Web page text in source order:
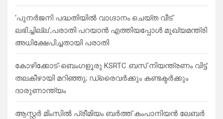
‘പുനർജനി പദ്ധതിയിൽ വാഗ്ദാനം ചെയ്ത വീട്
ലഭിച്ചില്ല’;പരാതി പറയാൻ എത്തിയപ്പോൾ മുഖ്യമന്ത്രി
അധിക്ഷേപിച്ചതായി പരാതി
കോഴിക്കോട്-ബെംഗളൂരു KSRTC ബസ് നിയന്ത്രണം വിട്ട്
തലകീഴായി മറിഞ്ഞു; ഡ്രെെവർക്കും കണ്ടക്ടർക്കും
ദാരുണാന്ത്യം
ആസ്റ്റർ മിംസിൽ പ്രീമിയം ബർത്ത് കംപാനിയൻ ലേബർ